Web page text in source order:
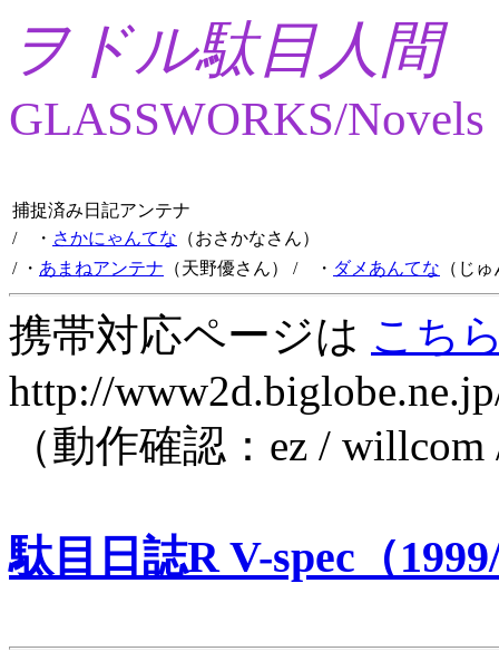
ヲドル駄目人間
GLASSWORKS/Novels
捕捉済み日記アンテナ
/ ・ さかにゃんてな （おさかなさん）
/ ・ あまねアンテナ （天野優さん） / ・ ダメあんてな （じ
携帯対応ページは こち
http://
（動作確認：ez /
駄目日誌R V-spec（